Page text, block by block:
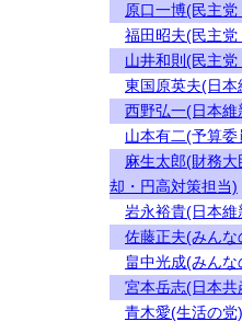
原口一博(民主
福田昭夫(民主
山井和則(民主
東国原英夫(日本
西野弘一(日本維
山本有二(予算委
麻生太郎(財務
却・円高対策担当)
岩永裕貴(日本維
佐藤正夫(みんな
畠中光成(みんな
宮本岳志(日本共
青木愛(生活の党)